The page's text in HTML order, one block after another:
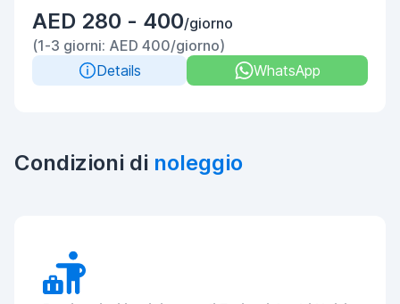
AED 280 - 400/giorno
(1-3 giorni: AED 400/giorno)
Details
WhatsApp
Condizioni di noleggio